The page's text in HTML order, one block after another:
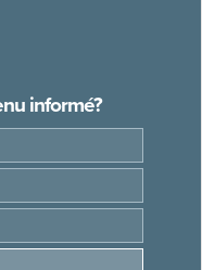
informé?